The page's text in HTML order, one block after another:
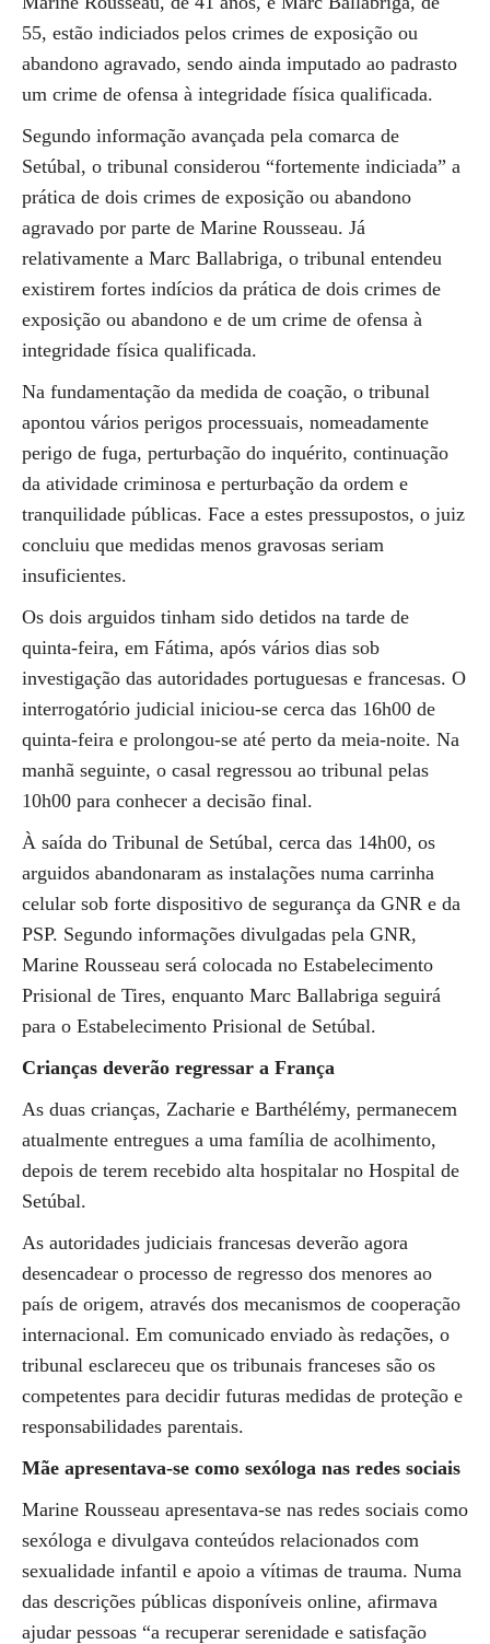
55, estão indiciados pelos crimes de exposição ou
abandono agravado, sendo ainda imputado ao padrasto
um crime de ofensa à integridade física qualificada.
Segundo informação avançada pela comarca de
Setúbal, o tribunal considerou “fortemente indiciada” a
prática de dois crimes de exposição ou abandono
agravado por parte de Marine Rousseau. Já
relativamente a Marc Ballabriga, o tribunal entendeu
existirem fortes indícios da prática de dois crimes de
exposição ou abandono e de um crime de ofensa à
integridade física qualificada.
Na fundamentação da medida de coação, o tribunal
apontou vários perigos processuais, nomeadamente
perigo de fuga, perturbação do inquérito, continuação
da atividade criminosa e perturbação da ordem e
tranquilidade públicas. Face a estes pressupostos, o juiz
concluiu que medidas menos gravosas seriam
insuficientes.
Os dois arguidos tinham sido detidos na tarde de
quinta-feira, em Fátima, após vários dias sob
investigação das autoridades portuguesas e francesas. O
interrogatório judicial iniciou-se cerca das 16h00 de
quinta-feira e prolongou-se até perto da meia-noite. Na
manhã seguinte, o casal regressou ao tribunal pelas
10h00 para conhecer a decisão final.
À saída do Tribunal de Setúbal, cerca das 14h00, os
arguidos abandonaram as instalações numa carrinha
celular sob forte dispositivo de segurança da GNR e da
PSP. Segundo informações divulgadas pela GNR,
Marine Rousseau será colocada no Estabelecimento
Prisional de Tires, enquanto Marc Ballabriga seguirá
para o Estabelecimento Prisional de Setúbal.
Crianças deverão regressar a França
As duas crianças, Zacharie e Barthélémy, permanecem
atualmente entregues a uma família de acolhimento,
depois de terem recebido alta hospitalar no Hospital de
Setúbal.
As autoridades judiciais francesas deverão agora
desencadear o processo de regresso dos menores ao
país de origem, através dos mecanismos de cooperação
internacional. Em comunicado enviado às redações, o
tribunal esclareceu que os tribunais franceses são os
competentes para decidir futuras medidas de proteção e
responsabilidades parentais.
Mãe apresentava-se como sexóloga nas redes sociais
Marine Rousseau apresentava-se nas redes sociais como
sexóloga e divulgava conteúdos relacionados com
sexualidade infantil e apoio a vítimas de trauma. Numa
das descrições públicas disponíveis online, afirmava
ajudar pessoas “a recuperar serenidade e satisfação